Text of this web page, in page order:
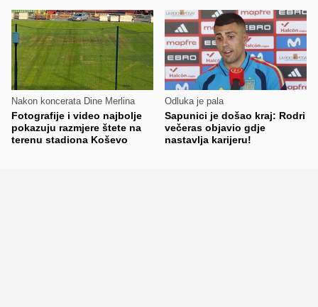
Nakon koncerata Dine Merlina
Fotografije i video najbolje
pokazuju razmjere štete na
terenu stadiona Koševo
Odluka je pala
Sapunici je došao kraj: Rodri
večeras objavio gdje
nastavlja karijeru!